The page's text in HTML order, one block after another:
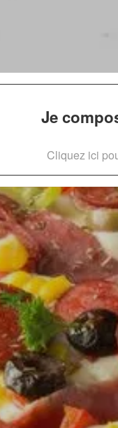
Je
Cliquez ici